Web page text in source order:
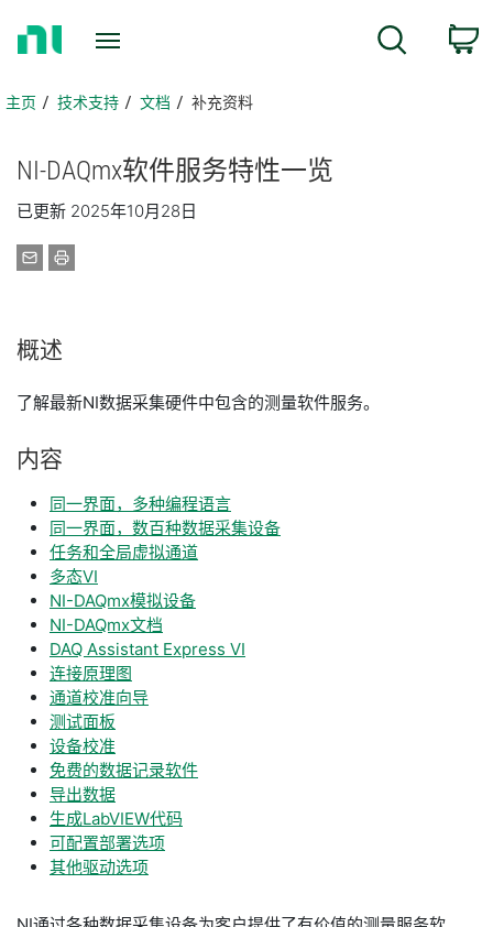
页主页 技术支持 文档 补充资料
NI-DAQmx软件服务特性一览
已更新 2025年10月28日
概述
了解最新NI数据采集硬件中包含的测量软件服务。
内容
同一界面，多种编程语言
同一界面，数百种数据采集设备
任务和全局虚拟通道
多态VI
NI-DAQmx模拟设备
NI-DAQmx文档
DAQ Assistant Express VI
连接原理图
通道校准向导
测试面板
设备校准
免费的数据记录软件
导出数据
生成LabVIEW代码
可配置部署选项
其他驱动选项